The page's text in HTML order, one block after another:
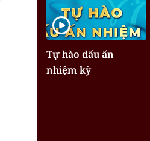
Tự hào dấu ấn
nhiệm kỳ